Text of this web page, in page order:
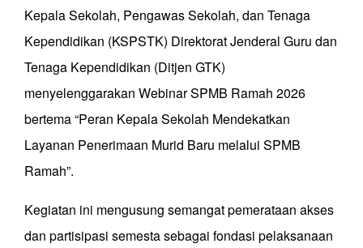
Kepala Sekolah, Pengawas Sekolah, dan Tenaga
Kependidikan (KSPSTK) Direktorat Jenderal Guru dan
Tenaga Kependidikan (Ditjen GTK)
menyelenggarakan Webinar SPMB Ramah 2026
bertema “Peran Kepala Sekolah Mendekatkan
Layanan Penerimaan Murid Baru melalui SPMB
Ramah”.
Kegiatan ini mengusung semangat pemerataan akses
dan partisipasi semesta sebagai fondasi pelaksanaan